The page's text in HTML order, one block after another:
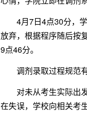
4月7日4点30分，
放弃，根据程序随后按
9点46分。
调剂录取过程规范
对未从考生实际出
在失误，学校向相关考